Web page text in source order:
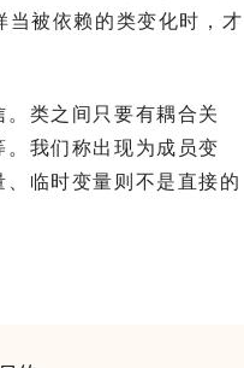
被依赖的类变化时，才
类之间只要有耦合关
我们称出现为成员变
临时变量则不是直接的